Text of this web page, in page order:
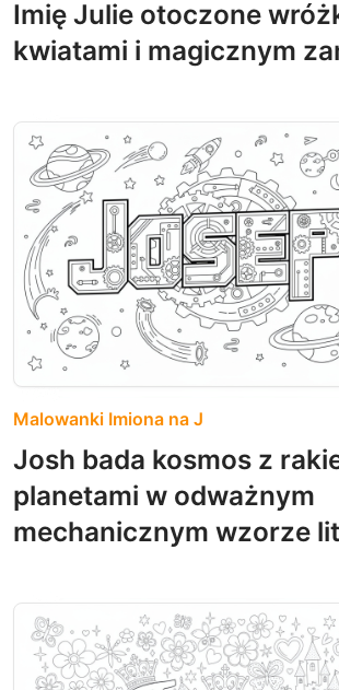
Imię Julie otoczone
kwiatami i magicznym
Malowanki Imiona na J
Josh bada kosmos z
planetami w odważnym
mechanicznym wzorze